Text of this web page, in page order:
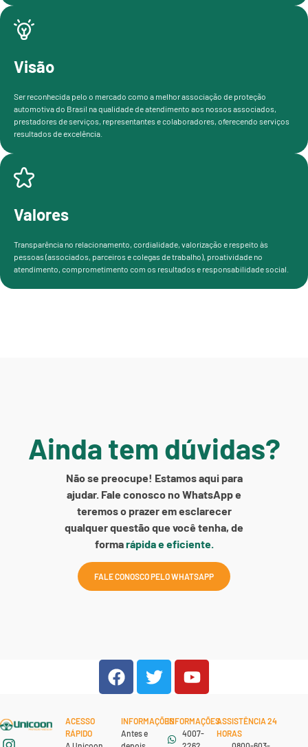
Visão
Ser reconhecida pelo o mercado como a melhor associação de proteção
automotiva do Brasil na qualidade de atendimento aos nossos associados,
prestadores de serviços, representantes e colaboradores, oferecendo serviços
resultados de excelência.
Valores
Transparência no relacionamento, cordialidade, valorização e respeito às
pessoas (associados, parceiros e colegas de trabalho), proatividade no
atendimento, comprometimento com os resultados e responsabilidade social.
Ainda tem dúvidas?
Não se preocupe! Estamos aqui para
ajudar. Fale conosco no WhatsApp e
teremos o prazer em esclarecer
qualquer questão que você tenha, de
formarápida e eficiente.
FALE CONOSCO PELO WHATSAPP
ACESSO
RÁPIDO
INFORMAÇÕES
Antes e
INFORMAÇÕES
4007-
ASSISTÊNCIA 24
HORAS